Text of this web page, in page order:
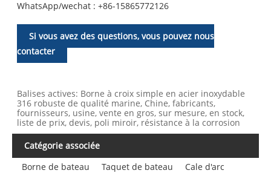
WhatsApp/wechat : +86-15865772126
Si vous avez des questions, vous pouvez nous
contacter
Balises actives: Borne à croix simple en acier inoxydable
316 robuste de qualité marine, Chine, fabricants,
fournisseurs, usine, vente en gros, sur mesure, en stock,
liste de prix, devis, poli miroir, résistance à la corrosion
Catégorie associée
Borne de bateau
Taquet de bateau
Cale d'arc